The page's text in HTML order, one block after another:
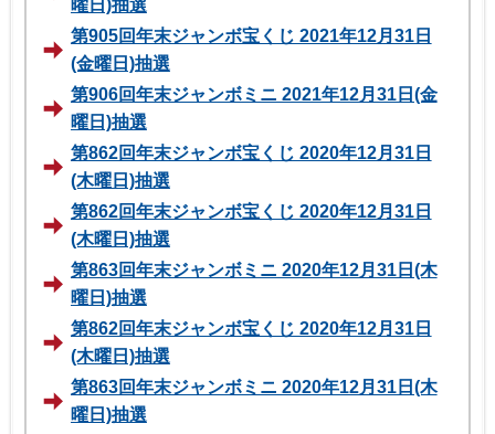
曜日)抽選
第905回年末ジャンボ宝くじ 2021年12月31日
(金曜日)抽選
第906回年末ジャンボミニ 2021年12月31日(金
曜日)抽選
第862回年末ジャンボ宝くじ 2020年12月31日
(木曜日)抽選
第862回年末ジャンボ宝くじ 2020年12月31日
(木曜日)抽選
第863回年末ジャンボミニ 2020年12月31日(木
曜日)抽選
第862回年末ジャンボ宝くじ 2020年12月31日
(木曜日)抽選
第863回年末ジャンボミニ 2020年12月31日(木
曜日)抽選